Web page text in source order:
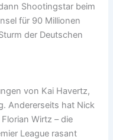
Shootingstar beim
für 90 Millionen
der Deutschen
von Kai Havertz,
Andererseits hat Nick
Wirtz – die
League rasant